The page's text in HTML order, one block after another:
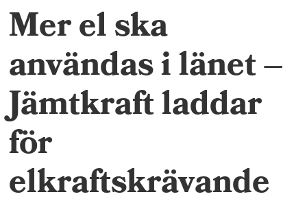
Mer el ska
användas i länet –
Jämtkraft laddar
för
elkraftskrävande